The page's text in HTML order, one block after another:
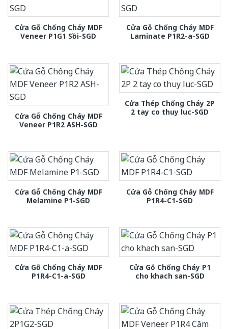
Cửa Gỗ Chống Cháy MDF
Veneer P1G1 Sồi-SGD
Cửa Gỗ Chống Cháy MDF
Laminate P1R2-a-SGD
Cửa Gỗ Chống Cháy MDF
Veneer P1R2 ASH-SGD
Cửa Thép Chống Cháy 2P
2 tay co thuy luc-SGD
Cửa Gỗ Chống Cháy MDF
Melamine P1-SGD
Cửa Gỗ Chống Cháy MDF
P1R4-C1-SGD
Cửa Gỗ Chống Cháy MDF
P1R4-C1-a-SGD
Cửa Gỗ Chống Cháy P1
cho khach san-SGD